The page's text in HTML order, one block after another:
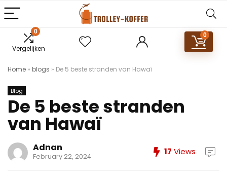
0
Vergelijken
0
Home » blogs » De 5 beste stranden van Hawaï
Blog
De 5 beste stranden
van Hawaï
Adnan
February 22, 2024 17 Views